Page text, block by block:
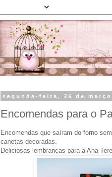
segunda-feira, 26 de março
Encomendas para o
Encomendas que saíram do forno
canetas decoradas.
Deliciosas lembranças para a Ana